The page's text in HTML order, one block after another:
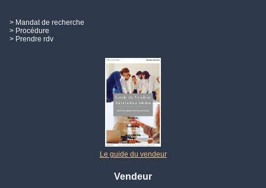
> Mandat de recherche
> Procédure
> Prendre rdv
Le guide du vendeur
Vendeur